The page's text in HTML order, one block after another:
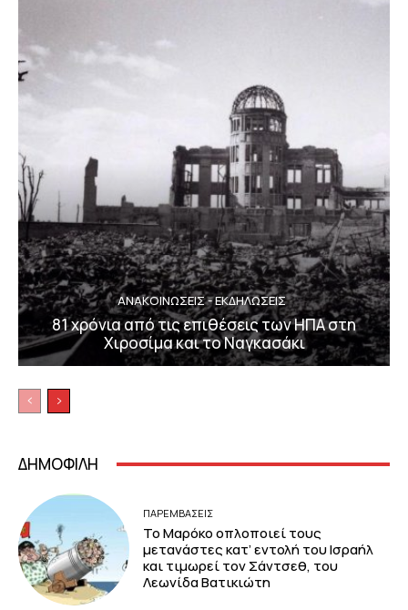
ΑΝΑΚΟΙΝΩΣΕΙΣ - ΕΚΔΗΛΩΣΕΙΣ
81 χρόνια από τις επιθέσεις των ΗΠΑ στη
Χιροσίμα και το Ναγκασάκι
ΔΗΜΟΦΙΛΗ
ΠΑΡΕΜΒΑΣΕΙΣ
Το Μαρόκο οπλοποιεί τους
μετανάστες κατ’ εντολή του Ισραήλ
και τιμωρεί τον Σάντσεθ, του
Λεωνίδα Βατικιώτη